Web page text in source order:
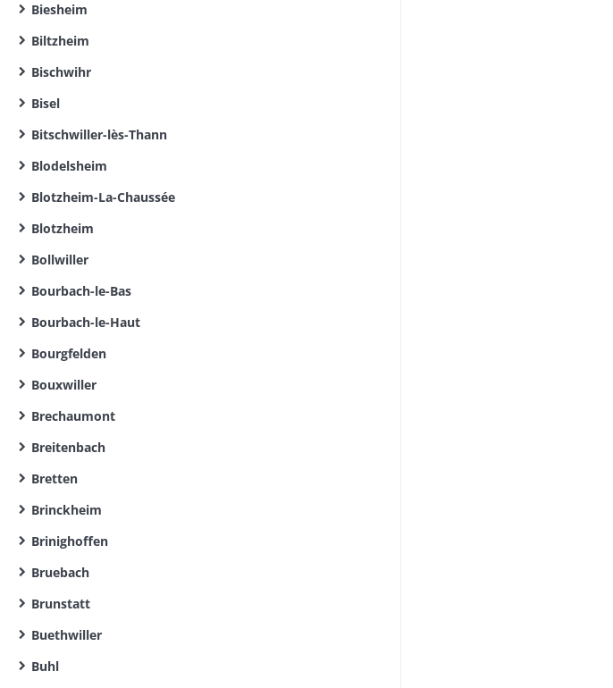
Biesheim
Biltzheim
Bischwihr
Bisel
Bitschwiller-lès-Thann
Blodelsheim
Blotzheim-La-Chaussée
Blotzheim
Bollwiller
Bourbach-le-Bas
Bourbach-le-Haut
Bourgfelden
Bouxwiller
Brechaumont
Breitenbach
Bretten
Brinckheim
Brinighoffen
Bruebach
Brunstatt
Buethwiller
Buhl